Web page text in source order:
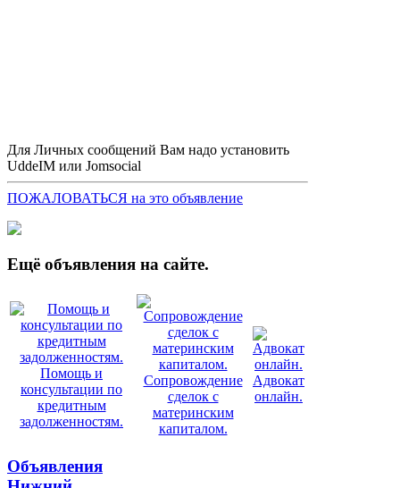
Для Личных сообщений Вам надо установить
UddeIM или Jomsocial
ПОЖАЛОВАТЬСЯ на это объявление
Ещё объявления на сайте.
Помощь и
консультации по
кредитным
задолженностям.
Сопровождение
сделок с
материнским
капиталом.
Адвокат
онлайн.
Объявления